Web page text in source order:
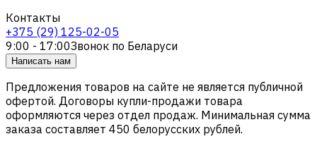
Контакты
+375 (29) 125-02-05
9:00 - 17:00Звонок по Беларуси
Написать нам
Предложения товаров на сайте не является публичной
офертой. Договоры купли-продажи товара
оформляются через отдел продаж. Минимальная сумма
заказа составляет 450 белорусских рублей.